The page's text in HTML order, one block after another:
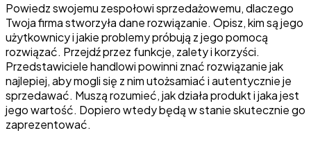
Powiedz swojemu zespołowi sprzedażowemu, dlaczego
Twoja firma stworzyła dane rozwiązanie. Opisz, kim są jego
użytkownicy i jakie problemy próbują z jego pomocą
rozwiązać. Przejdź przez funkcje, zalety i korzyści.
Przedstawiciele handlowi powinni znać rozwiązanie jak
najlepiej, aby mogli się z nim utożsamiać i autentycznie je
sprzedawać. Muszą rozumieć, jak działa produkt i jaka jest
jego wartość. Dopiero wtedy będą w stanie skutecznie go
zaprezentować.